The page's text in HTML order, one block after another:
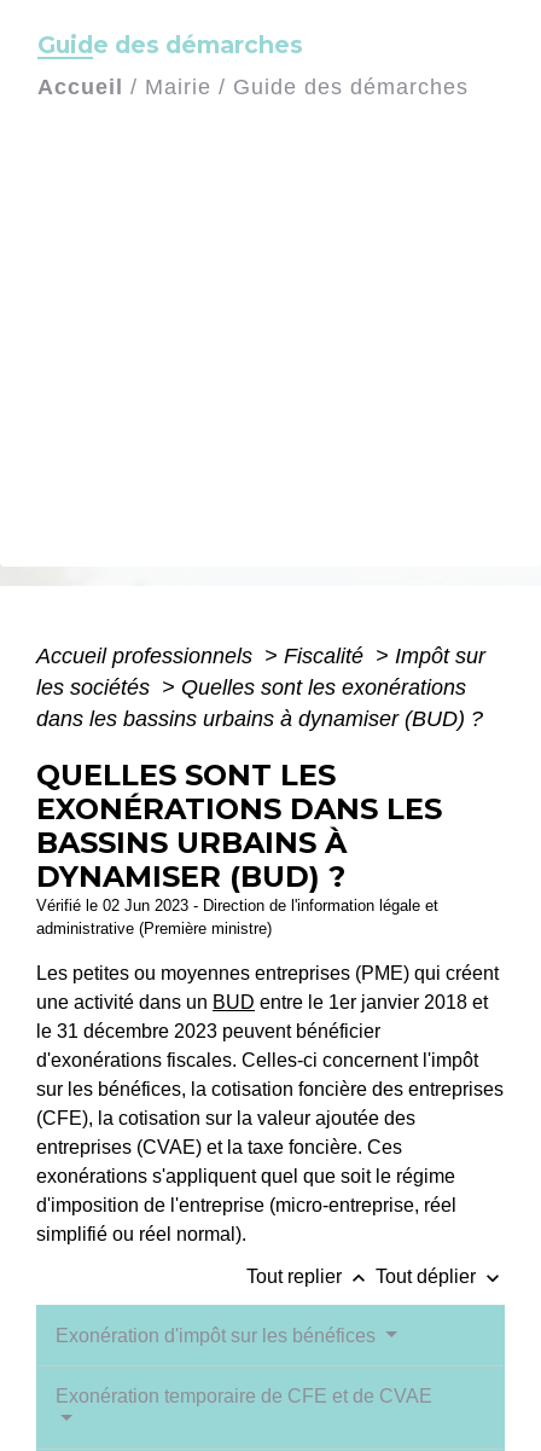
Guide des démarches
Accueil / Mairie / Guide des démarches
Accueil professionnels > Fiscalité > Impôt sur
les sociétés > Quelles sont les exonérations
dans les bassins urbains à dynamiser (BUD) ?
QUELLES SONT LES
EXONÉRATIONS DANS LES
BASSINS URBAINS À
DYNAMISER (BUD) ?
Vérifié le 02 Jun 2023 - Direction de l'information légale et
administrative (Première ministre)
Les petites ou moyennes entreprises (PME) qui créent
une activité dans un BUD entre le 1er janvier 2018 et
le 31 décembre 2023 peuvent bénéficier
d'exonérations fiscales. Celles-ci concernent l'impôt
sur les bénéfices, la cotisation foncière des entreprises
(CFE), la cotisation sur la valeur ajoutée des
entreprises (CVAE) et la taxe foncière. Ces
exonérations s'appliquent quel que soit le régime
d'imposition de l'entreprise (micro-entreprise, réel
simplifié ou réel normal).
Tout replier keyboard_arrow_up Tout déplier keyboard_arrow_down
Exonération d'impôt sur les bénéfices
Exonération temporaire de CFE et de CVAE